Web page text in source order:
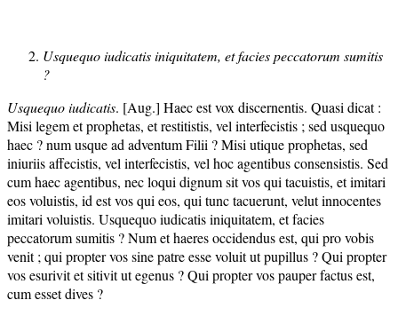
Usquequo iudicatis iniquitatem, et facies peccatorum sumitis
?
Usquequo iudicatis. [Aug.] Haec est vox discernentis. Quasi dicat :
Misi legem et prophetas, et restitistis, vel interfecistis ; sed usquequo
haec ? num usque ad adventum Filii ? Misi utique prophetas, sed
iniuriis affecistis, vel interfecistis, vel hoc agentibus consensistis. Sed
cum haec agentibus, nec loqui dignum sit vos qui tacuistis, et imitari
eos voluistis, id est vos qui eos, qui tunc tacuerunt, velut innocentes
imitari voluistis. Usquequo iudicatis iniquitatem, et facies
peccatorum sumitis ? Num et haeres occidendus est, qui pro vobis
venit ; qui propter vos sine patre esse voluit ut pupillus ? Qui propter
vos esurivit et sitivit ut egenus ? Qui propter vos pauper factus est,
cum esset dives ?